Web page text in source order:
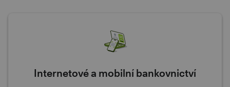
Internetové a mobilní bankovnictví